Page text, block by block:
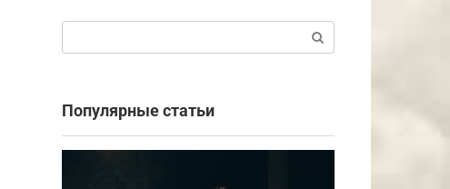
Популярные статьи